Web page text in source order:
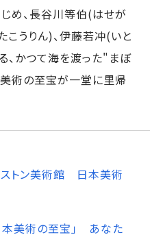
め、長谷川等伯(はせが
こうりん)、伊藤若冲(いと
、かつて海を渡った"まぼ
術の至宝が一堂に里帰
ストン美術館 日本美術
本美術の至宝」 あなた